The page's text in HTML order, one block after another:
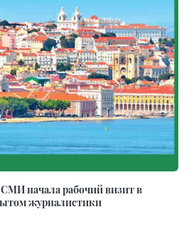
начала рабочий визит в
журналистики